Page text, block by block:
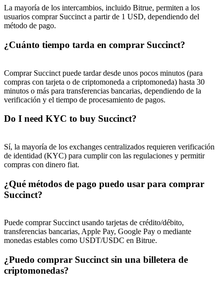
La mayoría de los intercambios, incluido Bitrue, permiten a los
usuarios comprar Succinct a partir de 1 USD, dependiendo del
método de pago.
¿Cuánto tiempo tarda en comprar Succinct?
Comprar Succinct puede tardar desde unos pocos minutos (para
compras con tarjeta o de criptomoneda a criptomoneda) hasta 30
minutos o más para transferencias bancarias, dependiendo de la
verificación y el tiempo de procesamiento de pagos.
Do I need KYC to buy Succinct?
Sí, la mayoría de los exchanges centralizados requieren verificación
de identidad (KYC) para cumplir con las regulaciones y permitir
compras con dinero fiat.
¿Qué métodos de pago puedo usar para comprar
Succinct?
Puede comprar Succinct usando tarjetas de crédito/débito,
transferencias bancarias, Apple Pay, Google Pay o mediante
monedas estables como USDT/USDC en Bitrue.
¿Puedo comprar Succinct sin una billetera de
criptomonedas?